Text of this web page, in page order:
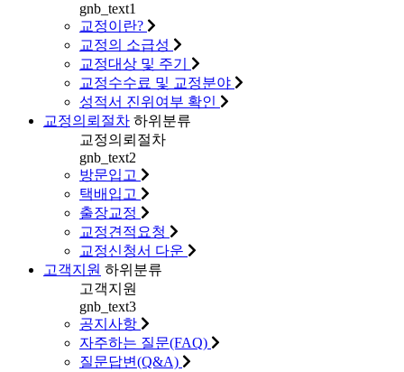
gnb_text1
교정이란?
교정의 소급성
교정대상 및 주기
교정수수료 및 교정분야
성적서 진위여부 확인
교정의뢰절차 하위분류
교정의뢰절차
gnb_text2
방문입고
택배입고
출장교정
교정견적요청
교정신청서 다운
고객지원 하위분류
고객지원
gnb_text3
공지사항
자주하는 질문(FAQ)
질문답변(Q&A)